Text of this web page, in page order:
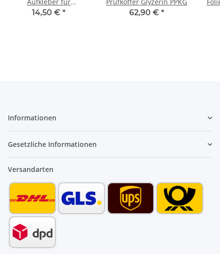
Gasanlagen VPE 100 Stk
14,50 € *
62,90 € *
Informationen
Gesetzliche Informationen
Versandarten